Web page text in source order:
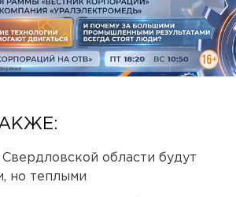
области будут
но теплыми